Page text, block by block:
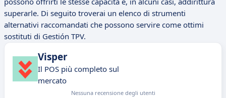
superarle. Di seguito troverai un elenco di strumenti
alternativi raccomandati che possono servire come ottimi
sostituti di Gestión TPV.
Visper
Il POS più completo sul
mercato
Nessuna recensione degli utenti